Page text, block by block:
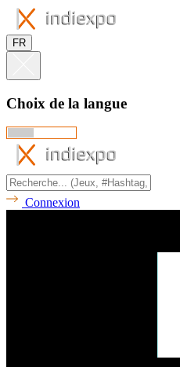
FR
Choix de la langue
Connexion